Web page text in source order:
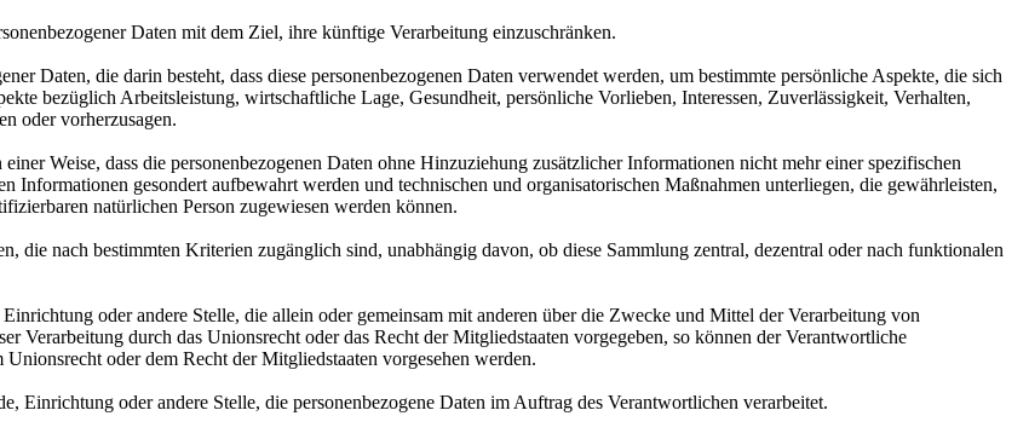
Daten mit dem Ziel, ihre künftige Verarbeitung einzuschränken.
Daten, die darin besteht, dass diese personenbezogenen Daten verwendet werden, um bestimmte persönliche Aspekte, die sich
bezüglich Arbeitsleistung, wirtschaftliche Lage, Gesundheit, persönliche Vorlieben, Interessen, Zuverlässigkeit, Verhalten,
oder vorherzusagen.
Weise, dass die personenbezogenen Daten ohne Hinzuziehung zusätzlicher Informationen nicht mehr einer spezifischen
Informationen gesondert aufbewahrt werden und technischen und organisatorischen Maßnahmen unterliegen, die gewährleisten,
natürlichen Person zugewiesen werden können.
die nach bestimmten Kriterien zugänglich sind, unabhängig davon, ob diese Sammlung zentral, dezentral oder nach funktionalen
oder andere Stelle, die allein oder gemeinsam mit anderen über die Zwecke und Mittel der Verarbeitung von
Verarbeitung durch das Unionsrecht oder das Recht der Mitgliedstaaten vorgegeben, so können der Verantwortliche
oder dem Recht der Mitgliedstaaten vorgesehen werden.
Einrichtung oder andere Stelle, die personenbezogene Daten im Auftrag des Verantwortlichen verarbeitet.